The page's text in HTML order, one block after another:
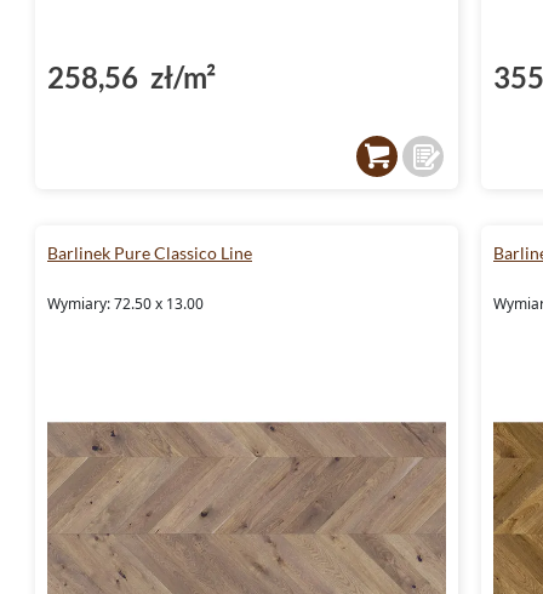
258,56 zł/m²
Barlinek Pure Classico Line
Wymiary: 72.50 x 13.00